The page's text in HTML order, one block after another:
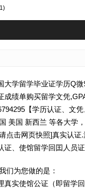
大学留学毕业证学历Q
成绩单购买留学文凭
【学历认证、文
美国 新西兰 等各大学
点击网页快照]真实认
证、使馆留学回囯人员
们为您做的是：
真实使馆公证（即留学